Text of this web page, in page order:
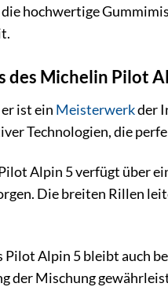
hochwertige
des Michelin Pilot
ist ein Meisterwerkder
Technologien, die
Alpin 5 verfügt über
Die breiten Rillen
Alpin 5 bleibt auch
Mischung